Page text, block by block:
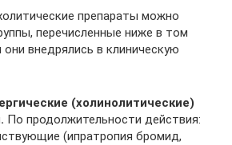
препараты можно
перечисленные ниже в том
внедрялись в клиническую
(холинолитические)
По продолжительности действия:
(ипратропия бромид,